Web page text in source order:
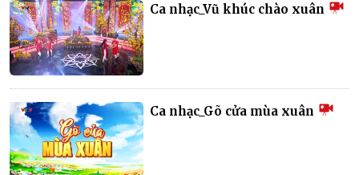
Ca nhạc_Vũ khúc chào xuân
Ca nhạc_Gõ cửa mùa xuân